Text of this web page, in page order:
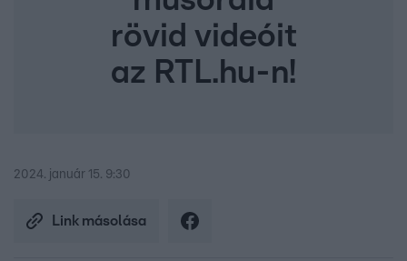
rövid videóit
az RTL.hu-n!
2024. január 15. 9:30
Link másolása